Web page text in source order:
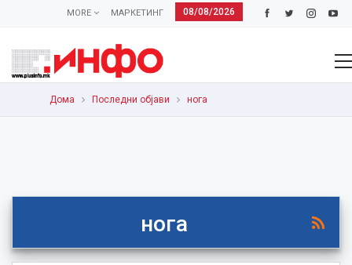
08/08/2026
МАРКЕТИНГ
MORE
Дома Последни објави нога
нога